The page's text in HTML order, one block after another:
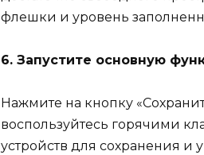
флешки и уровень
6. Запустите основную
Нажмите на кнопку
воспользуйтесь горячими
устройств для сохранения и